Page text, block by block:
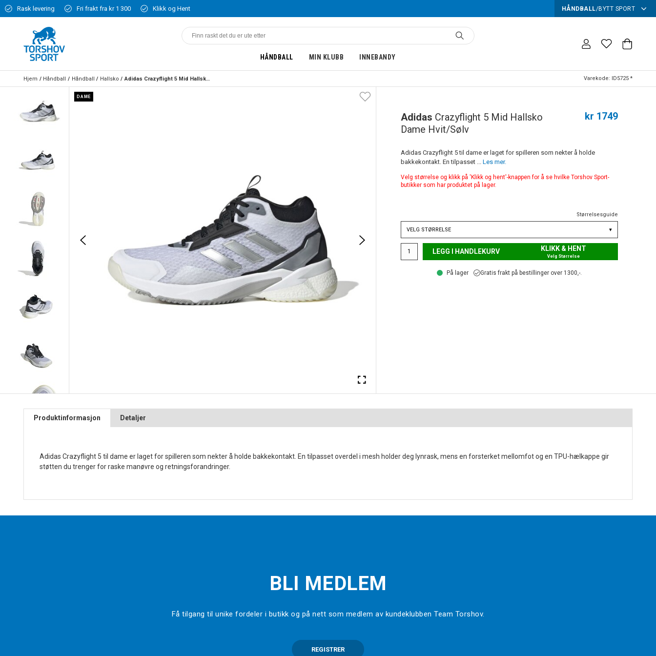
Rask levering Fri frakt fra kr 1 300 Klikk og Hent HÅNDBALL/BYTT SPORT
HÅNDBALL MIN KLUBB INNEBANDY
Hjem Håndball Håndball Hallsko Adidas Crazyflight 5 Mid Hallsko Dame Hvit/Sølv Varekode: ID5725 *
DAME
Adidas Crazyflight 5 Mid Hallsko
Dame Hvit/Sølv
kr 1749
Adidas Crazyflight 5 til dame er laget for spilleren som nekter å holde
bakkekontakt. En tilpasset ... Les mer.
Velg størrelse og klikk på 'Klikk og hent'-knappen for å se hvilke Torshov Sport-
butikker som har produktet på lager.
Størrelsesguide
VELG STØRRELSE ▾
LEGG I HANDLEKURV KLIKK & HENT
Velg Størrelse
På lager Gratis frakt på bestillinger over 1300,-.
Produktinformasjon Detaljer
Adidas Crazyflight 5 til dame er laget for spilleren som nekter å holde bakkekontakt. En tilpasset overdel i mesh holder deg lynrask, mens en forsterket mellomfot og en TPU-hælkappe gir
støtten du trenger for raske manøvre og retningsforandringer.
BLI MEDLEM
Få tilgang til unike fordeler i butikk og på nett som medlem av kundeklubben Team Torshov.
REGISTRER